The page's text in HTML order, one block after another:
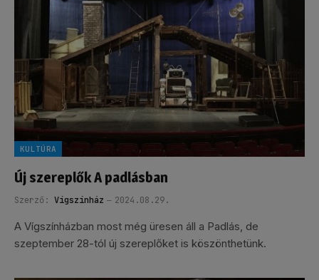
KULTÚRA
Új szereplők A padlásban
Szerző: Vígszínház 2024.08.29.
A Vígszínházban most még üresen áll a Padlás, de
szeptember 28-tól új szereplőket is köszönthetünk.